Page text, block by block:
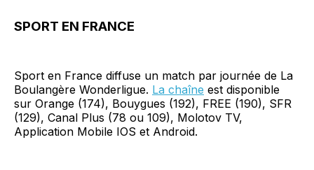
SPORT EN FRANCE
Sport en France diffuse un match par journée de La
Boulangère Wonderligue. La chaîne est disponible
sur Orange (174), Bouygues (192), FREE (190), SFR
(129), Canal Plus (78 ou 109), Molotov TV,
Application Mobile IOS et Android.